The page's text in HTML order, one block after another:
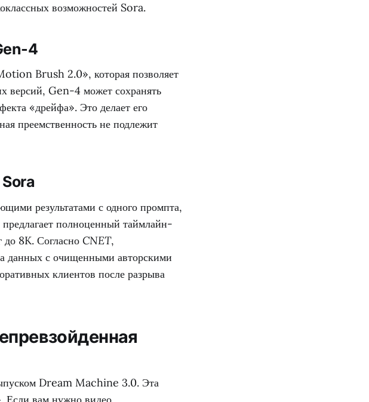
возможностей Sora.
4
Brush 2.0», которая позволяет
версий, Gen-4 может сохранять
«дрейфа». Это делает его
преемственность не подлежит
результатами с одного промпта,
полноценный таймлайн-
до 8K. Согласно CNET,
данных с очищенными авторскими
клиентов после разрыва
Dream Machine 3.0. Эта